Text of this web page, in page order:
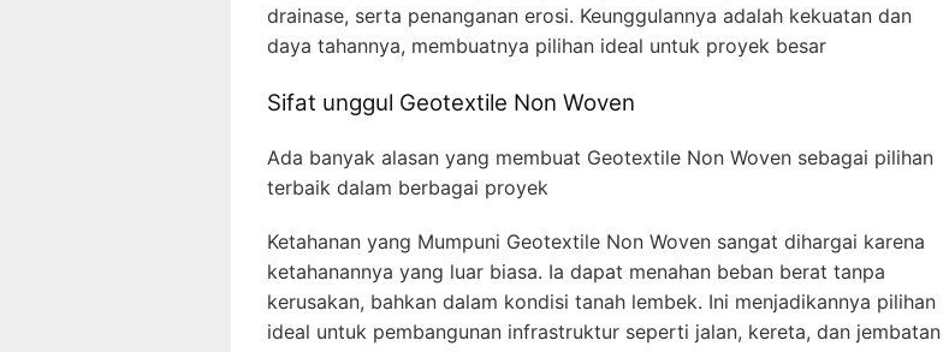
drainase, serta penanganan erosi. Keunggulannya adalah kekuatan dan
daya tahannya, membuatnya pilihan ideal untuk proyek besar
Sifat unggul Geotextile Non Woven
Ada banyak alasan yang membuat Geotextile Non Woven sebagai pilihan
terbaik dalam berbagai proyek
Ketahanan yang Mumpuni Geotextile Non Woven sangat dihargai karena
ketahanannya yang luar biasa. Ia dapat menahan beban berat tanpa
kerusakan, bahkan dalam kondisi tanah lembek. Ini menjadikannya pilihan
ideal untuk pembangunan infrastruktur seperti jalan, kereta, dan jembatan